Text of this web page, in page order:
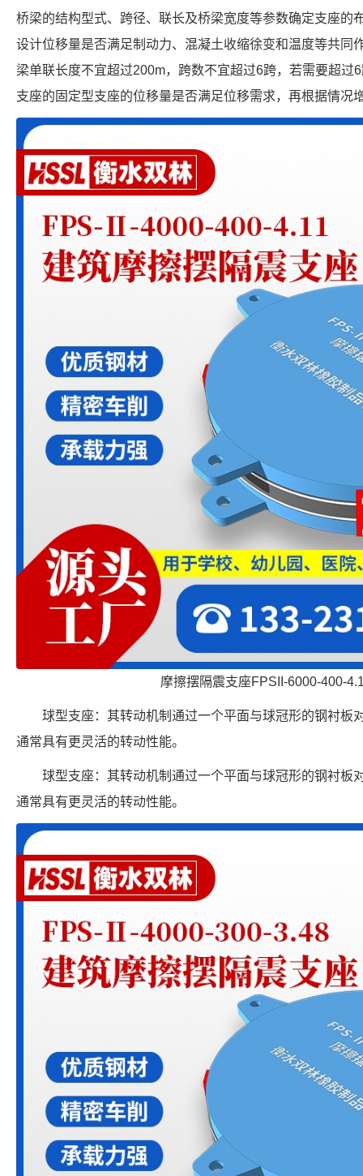
桥梁的结构型式、跨径、联长及桥梁宽度等参数确定支座的
设计位移量是否满足制动力、混凝土收缩徐变和温度等共同
梁单联长度不宜超过200m，跨数不宜超过6跨，若需要超过
支座的固定型支座的位移量是否满足位移需求，再根据情况
摩擦摆隔震支座FPSII-6000-400-
球型支座：其转动机制通过一个平面与球冠形的钢衬板
通常具有更灵活的转动性能。
球型支座：其转动机制通过一个平面与球冠形的钢衬板
通常具有更灵活的转动性能。